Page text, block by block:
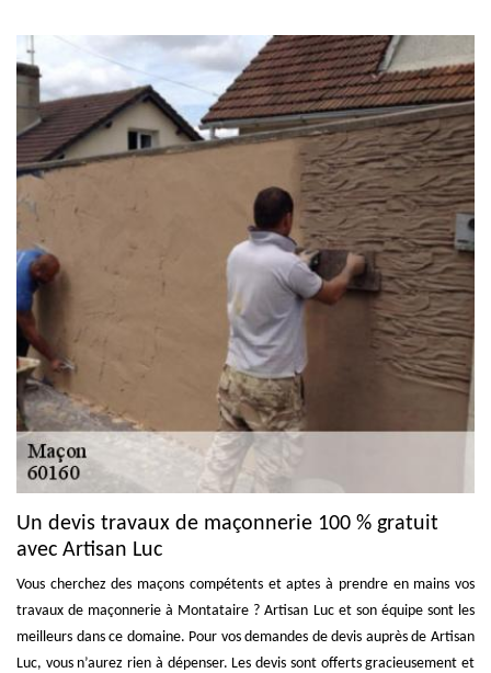
Un devis travaux de maçonnerie 100 % gratuit
avec Artisan Luc
Vous cherchez des maçons compétents et aptes à prendre en mains vos
travaux de maçonnerie à Montataire ? Artisan Luc et son équipe sont les
meilleurs dans ce domaine. Pour vos demandes de devis auprès de Artisan
Luc, vous n’aurez rien à dépenser. Les devis sont offerts gracieusement et